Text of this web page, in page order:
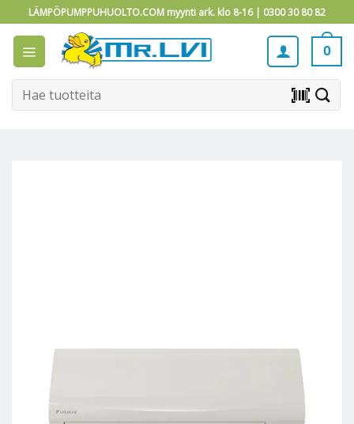
to
content
LÄMPÖPUMPPUHUOLTO.COM myynti ark. klo 8-16 | 0300 30 80 82
0
Etsi: barcode_scanner